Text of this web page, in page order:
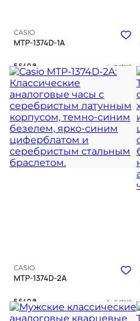
CASIO
MTP-1374D-1A
5 640₴ in stock
Строгий черный циферблат в
холодном блеске металла
TIMELESS COLLECTION
CASIO
MTP-1374D-2A
5 640₴ in stock